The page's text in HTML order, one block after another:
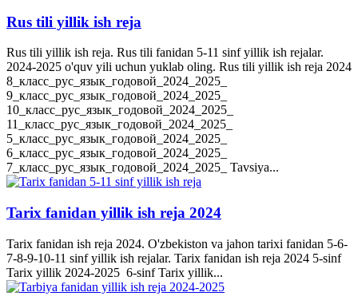
Rus tili yillik ish reja
Rus tili yillik ish reja. Rus tili fanidan 5-11 sinf yillik ish rejalar.
2024-2025 o'quv yili uchun yuklab oling. Rus tili yillik ish reja 2024
8_класс_рус_язык_годовой_2024_2025_
9_класс_рус_язык_годовой_2024_2025_
10_класс_рус_язык_годовой_2024_2025_
11_класс_рус_язык_годовой_2024_2025_
5_класс_рус_язык_годовой_2024_2025_
6_класс_рус_язык_годовой_2024_2025_
7_класс_рус_язык_годовой_2024_2025_ Tavsiya...
Tarix fanidan yillik ish reja 2024
Tarix fanidan ish reja 2024. O'zbekiston va jahon tarixi fanidan 5-6-
7-8-9-10-11 sinf yillik ish rejalar. Tarix fanidan ish reja 2024 5-sinf
Tarix yillik 2024-2025 6-sinf Tarix yillik...